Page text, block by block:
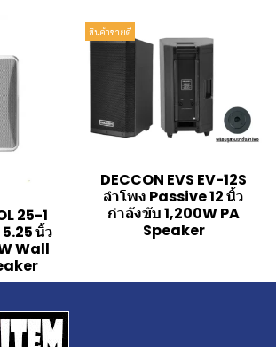
25-1
นิ้ว
Wall
สินค้าขายดี
DECCON EVS EV-12S
ลำโพง Passive 12 นิ้ว
กำลังขับ 1,200W PA
Speaker